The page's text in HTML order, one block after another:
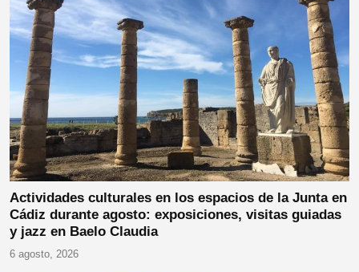
Actividades culturales en los espacios de la Junta en
Cádiz durante agosto: exposiciones, visitas guiadas
y jazz en Baelo Claudia
6 agosto, 2026